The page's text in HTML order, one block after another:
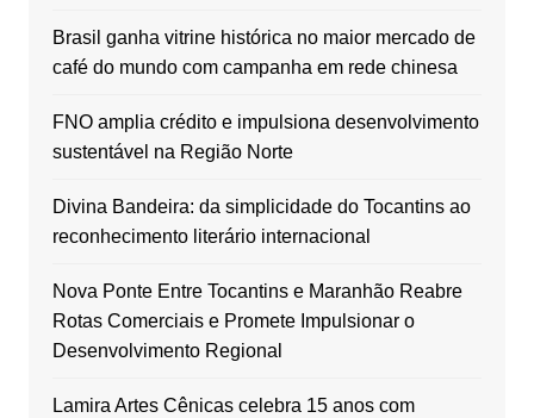
Brasil ganha vitrine histórica no maior mercado de
café do mundo com campanha em rede chinesa
FNO amplia crédito e impulsiona desenvolvimento
sustentável na Região Norte
Divina Bandeira: da simplicidade do Tocantins ao
reconhecimento literário internacional
Nova Ponte Entre Tocantins e Maranhão Reabre
Rotas Comerciais e Promete Impulsionar o
Desenvolvimento Regional
Lamira Artes Cênicas celebra 15 anos com